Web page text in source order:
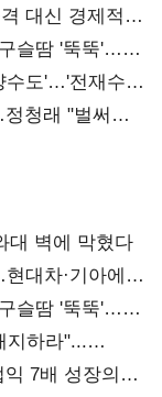
대신 경제적
슬땀 '뚝뚝'…
수도'…'전재수
청래 "벌써
대 벽에 막혔다
대차·기아에
슬땀 '뚝뚝'…
지하라"...
7배 성장의